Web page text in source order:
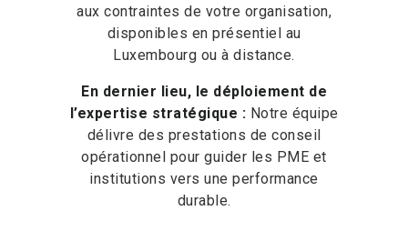
aux contraintes de votre organisation,
disponibles en présentiel au
Luxembourg ou à distance.
En dernier lieu, le déploiement de
l’expertise stratégique : Notre équipe
délivre des prestations de conseil
opérationnel pour guider les PME et
institutions vers une performance
durable.